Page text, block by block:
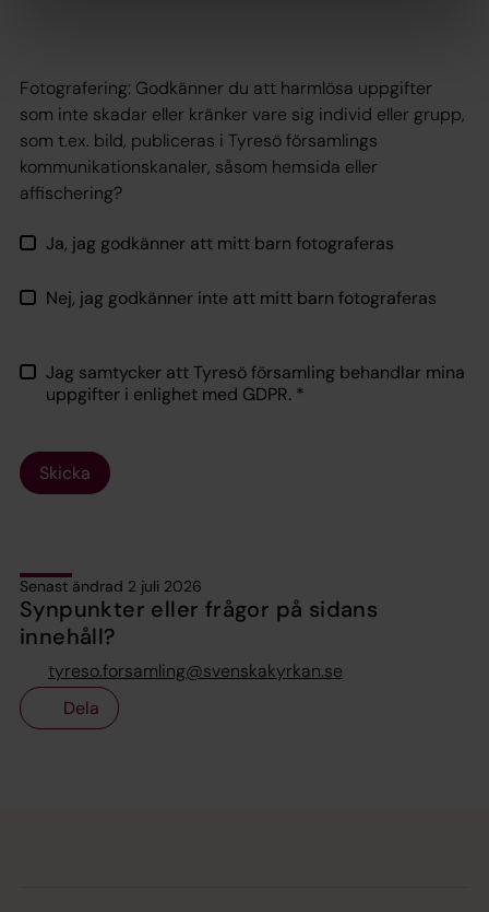
Fotografering: Godkänner du att harmlösa uppgifter
som inte skadar eller kränker vare sig individ eller grupp,
som t.ex. bild, publiceras i Tyresö församlings
kommunikationskanaler, såsom hemsida eller
affischering?
Ja, jag godkänner att mitt barn fotograferas
Nej, jag godkänner inte att mitt barn fotograferas
Jag samtycker att Tyresö församling behandlar mina
uppgifter i enlighet med GDPR. *
Skicka
Senast ändrad 2 juli 2026
Synpunkter eller frågor på sidans
innehåll?
tyreso.forsamling@svenskakyrkan.se
Dela